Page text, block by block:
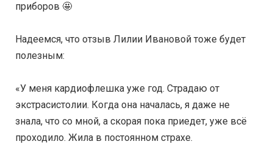
приборов 🤩
Надеемся, что отзыв Лилии Ивановой тоже будет
полезным:
«У меня кардиофлешка уже год. Страдаю от
экстрасистолии. Когда она началась, я даже не
знала, что со мной, а скорая пока приедет, уже всё
проходило. Жила в постоянном страхе.